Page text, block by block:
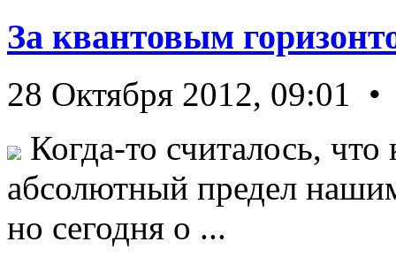
За квантовым
28 Октября 2012, 09:01
Когда-то считалось, что
абсолютный предел
но сегодня о ...